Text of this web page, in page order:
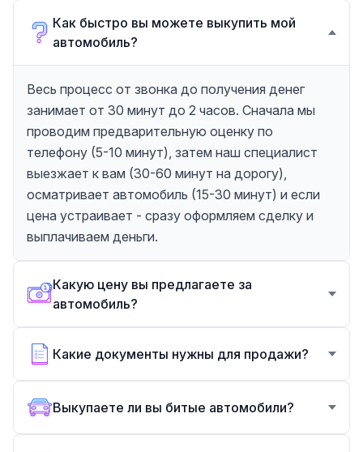
Как быстро вы можете выкупить мой
автомобиль?
Весь процесс от звонка до получения денег
занимает от 30 минут до 2 часов. Сначала мы
проводим предварительную оценку по
телефону (5-10 минут), затем наш специалист
выезжает к вам (30-60 минут на дорогу),
осматривает автомобиль (15-30 минут) и если
цена устраивает - сразу оформляем сделку и
выплачиваем деньги.
Какую цену вы предлагаете за
автомобиль?
Какие документы нужны для продажи?
Выкупаете ли вы битые автомобили?